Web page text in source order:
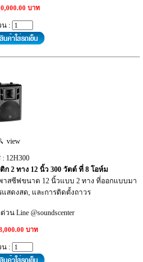
บาท
น :
view
12H300
ก 2 ทาง 12 นิ้ว 300 วัตต์ ที่ 8 โอห์ม
พาสซีฟขนาด 12 นิ้วแบบ 2 ทาง ที่ออกแบบมา
แสดงสด, และการติดตั้งถาวร
Line @soundscenter
บาท
น :